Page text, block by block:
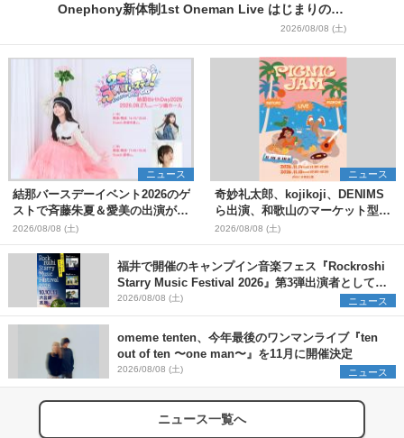
Onephony新体制1st Oneman Live はじまりの夏
2026/08/08 (土)
ニュース
結那バースデーイベント2026のゲ
ストで斉藤朱夏＆愛美の出演が決
定
2026/08/08 (土)
ニュース
奇妙礼太郎、kojikoji、DENIMS
ら出演、和歌山のマーケット型野
外イベント『PICNIC JAM
2026』早割チケット発売開始
2026/08/08 (土)
福井で開催のキャンプイン音楽フェス『Rockroshi
Starry Music Festival 2026』第3弾出演者として
SCOOBIE DO、かりゆし58、Reiを発表
2026/08/08 (土) ニュース
omeme tenten、今年最後のワンマンライブ『ten
out of ten 〜one man〜』を11月に開催決定
2026/08/08 (土) ニュース
ニュース一覧へ